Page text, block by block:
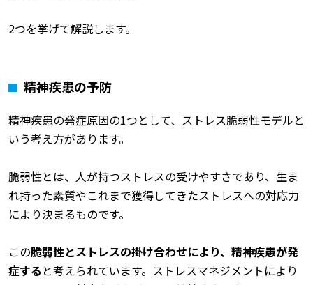
2つを挙げて解説します。
精神疾患の予防
精神疾患の発症原因の1つとして、ストレス脆弱性モデルと
いう考え方があります。
脆弱性とは、人が持つストレスの受けやすさであり、生ま
れ持った素質やこれまで獲得してきたストレスへの対応力
により決まるものです。
この脆弱性とストレスの掛け合わせにより、精神疾患が発
症する と考えられています。ストレスマネジメントにより